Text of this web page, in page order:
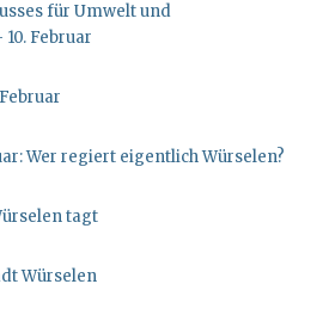
für Umwelt und
Februar
Wer regiert eigentlich Würselen?
tagt
Würselen